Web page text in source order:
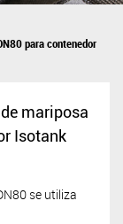
para contenedor
mariposa
Isotank
se utiliza